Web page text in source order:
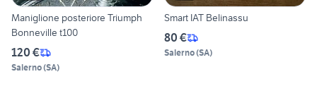
Maniglione posteriore Triumph
Bonneville t100
120 €
Salerno(SA)
Smart IAT Belinassu
80 €
Salerno(SA)